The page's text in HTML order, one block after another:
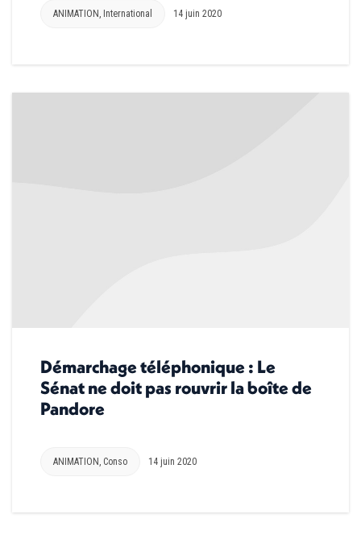
ANIMATION International 14 juin 2020
Démarchage téléphonique : Le
Sénat ne doit pas rouvrir la boîte de
Pandore
ANIMATION , Conso 14 juin 2020